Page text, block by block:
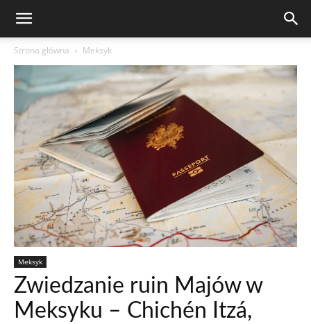
Strona główna Meksyk
Meksyk
Zwiedzanie ruin Majów w
Meksyku – Chichén Itzá,